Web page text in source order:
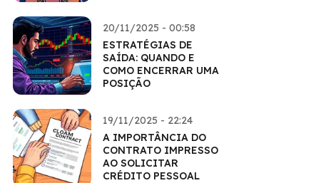
20/11/2025 - 00:58
ESTRATÉGIAS DE
SAÍDA: QUANDO E
COMO ENCERRAR UMA
POSIÇÃO
19/11/2025 - 22:24
A IMPORTÂNCIA DO
CONTRATO IMPRESSO
AO SOLICITAR
CRÉDITO PESSOAL